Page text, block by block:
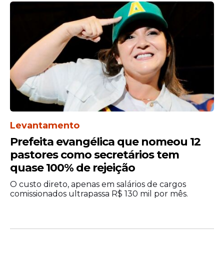
Levantamento
Prefeita evangélica que nomeou 12
pastores como secretários tem
quase 100% de rejeição
O custo direto, apenas em salários de cargos
comissionados ultrapassa R$ 130 mil por mês.